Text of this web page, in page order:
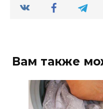
Вам также